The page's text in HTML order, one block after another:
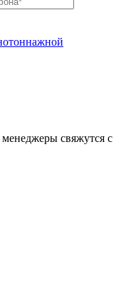
свяжутся с